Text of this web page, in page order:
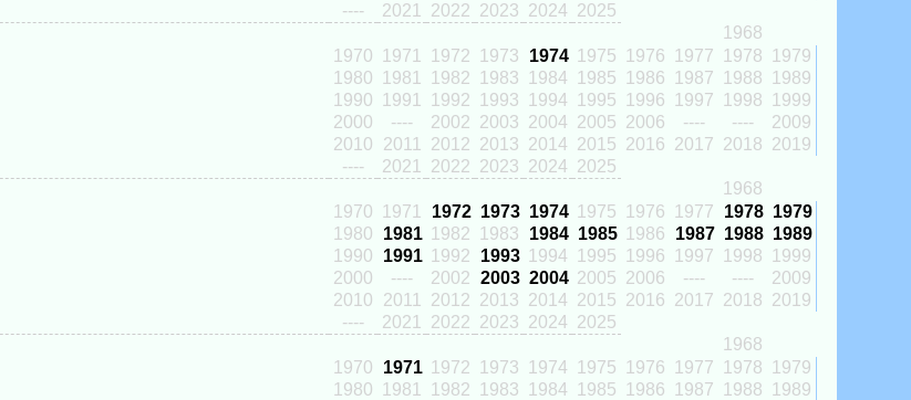
----
2021 2022 2023 2024 2025
1968
1970
1971 1972 1973 1974 1975 1976 1977 1978
1979
1980
1981 1982 1983 1984 1985 1986 1987 1988
1989
1990
1991 1992 1993 1994 1995 1996 1997 1998
1999
2000
---- 2002 2003 2004 2005 2006 ---- ----
2009
2010
2011 2012 2013 2014 2015 2016 2017 2018 2019
----
2021 2022 2023 2024 2025
1968
1970
1971 1972 1973 1974 1975 1976 1977 1978 1979
1980
1981 1982 1983 1984 1985 1986 1987 1988 1989
1990
1991 1992 1993 1994 1995 1996 1997 1998
1999
2000
---- 2002 2003 2004 2005 2006 ---- ----
2009
2010
2011 2012 2013 2014 2015 2016 2017 2018 2019
----
2021 2022 2023 2024 2025
1968
1970
1971 1972 1973 1974 1975 1976 1977 1978
1979
1980
1981 1982 1983 1984 1985 1986 1987 1988
1989